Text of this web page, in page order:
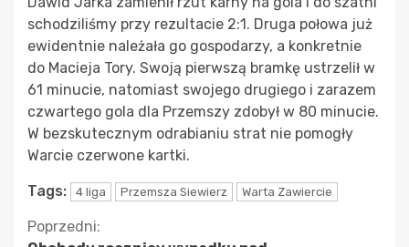
schodziliśmy przy rezultacie 2:1. Druga połowa już
ewidentnie należała go gospodarzy, a konkretnie
do Macieja Tory. Swoją pierwszą bramkę ustrzelił w
61 minucie, natomiast swojego drugiego i zarazem
czwartego gola dla Przemszy zdobył w 80 minucie.
W bezskutecznym odrabianiu strat nie pomogły
Warcie czerwone kartki.
Tags: 4 liga Przemsza Siewierz Warta Zawiercie
Kontynuuj
Poprzedni: